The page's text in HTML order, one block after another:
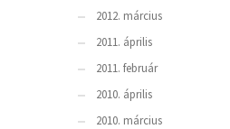
2012. március
2011. április
2011. február
2010. április
2010. március